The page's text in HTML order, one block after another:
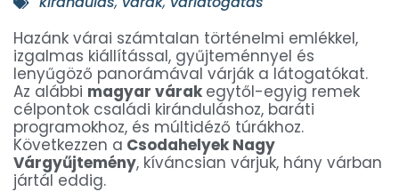
Hazánk várai számtalan történelmi emlékkel,
izgalmas kiállítással, gyűjteménnyel és
lenyűgöző panorámával várják a látogatókat.
Az alábbi magyar várak egytől-egyig remek
célpontok családi kiránduláshoz, baráti
programokhoz, és múltidéző túrákhoz.
Következzen a Csodahelyek Nagy
Várgyűjtemény, kíváncsian várjuk, hány várban
jártál eddig.